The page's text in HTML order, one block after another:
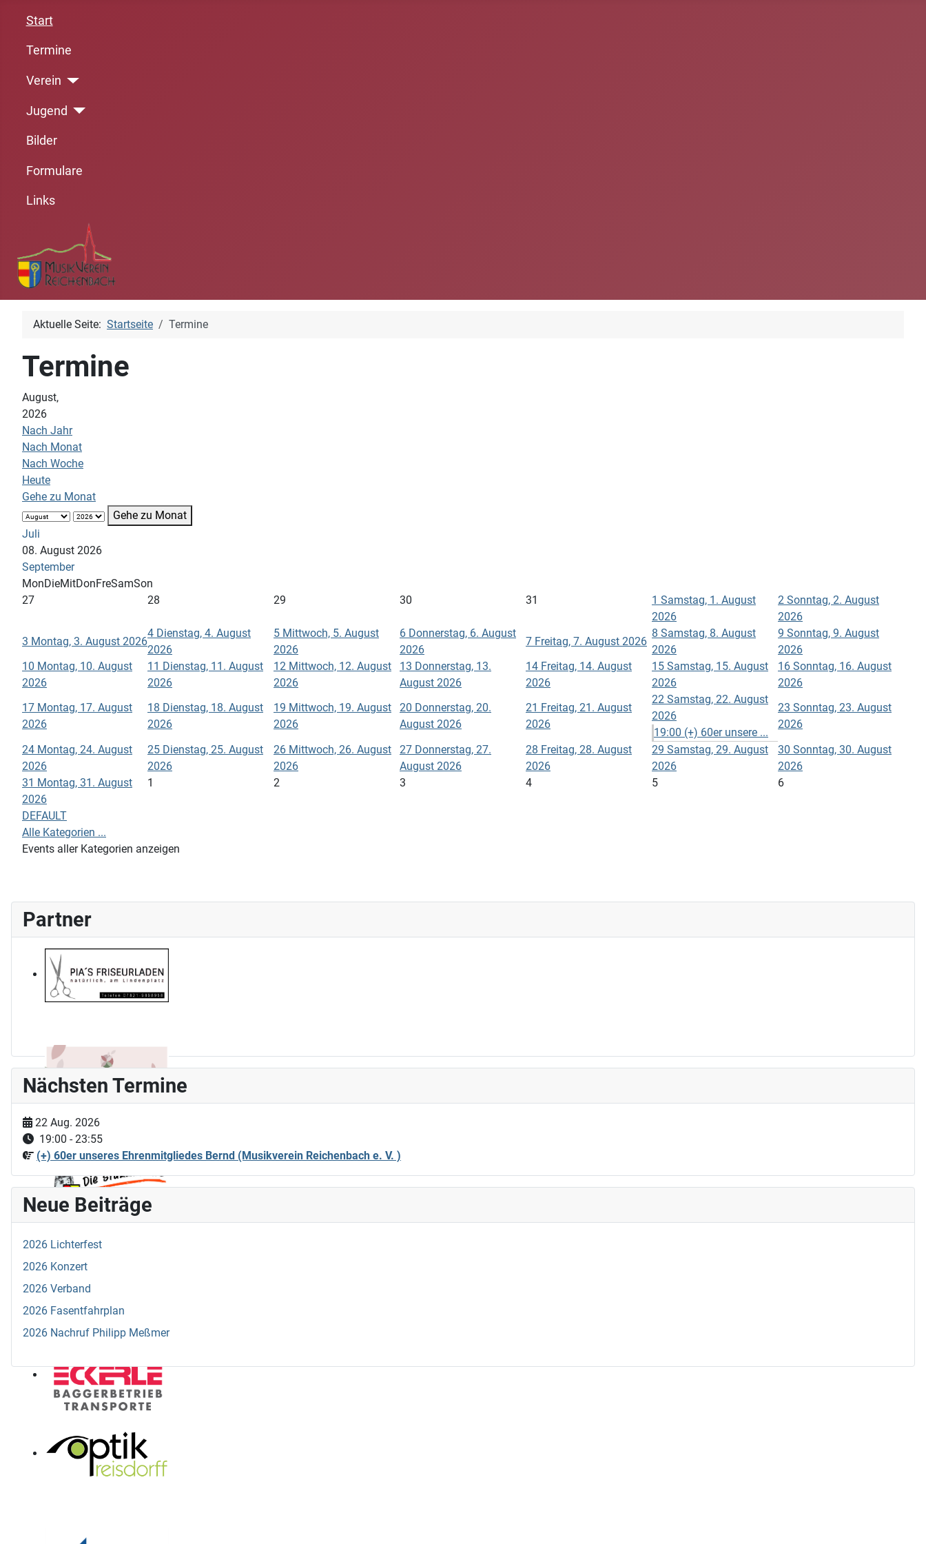
Start
Termine
Verein
Jugend
Bilder
Formulare
Links
Aktuelle Seite: Startseite Termine
Termine
August,
2026
Nach Jahr
Nach Monat
Nach Woche
Heute
Gehe zu Monat
Gehe zu Monat
Juli
08. August 2026
September
MonDieMitDonFreSamSon
27
28 29 30 31 1 Samstag, 1. August
2026
2 Sonntag, 2. August
2026
3 Montag, 3. August 2026
4 Dienstag, 4. August
2026
5 Mittwoch, 5. August
2026
6 Donnerstag, 6. August
2026
7 Freitag, 7. August 2026
8 Samstag, 8. August
2026
9 Sonntag, 9. August
2026
10 Montag, 10. August
2026
11 Dienstag, 11. August
2026
12 Mittwoch, 12. August
2026
13 Donnerstag, 13.
August 2026
14 Freitag, 14. August
2026
15 Samstag, 15. August
2026
16 Sonntag, 16. August
2026
17 Montag, 17. August
2026
18 Dienstag, 18. August
2026
19 Mittwoch, 19. August
2026
20 Donnerstag, 20.
August 2026
21 Freitag, 21. August
2026
22 Samstag, 22. August
2026
19:00 (+) 60er unsere ...
23 Sonntag, 23. August
2026
24 Montag, 24. August
2026
25 Dienstag, 25. August
2026
26 Mittwoch, 26. August
2026
27 Donnerstag, 27.
August 2026
28 Freitag, 28. August
2026
29 Samstag, 29. August
2026
30 Sonntag, 30. August
2026
31 Montag, 31. August
2026
1 2 3 4 5 6
DEFAULT
Alle Kategorien ...
Events aller Kategorien anzeigen
Partner
Nächsten Termine
22 Aug. 2026
19:00 -23:55
(+) 60er unseres Ehrenmitgliedes Bernd (Musikverein Reichenbach e. V. )
Neue Beiträge
2026 Lichterfest
2026 Konzert
2026 Verband
2026 Fasentfahrplan
2026 Nachruf Philipp Meßmer